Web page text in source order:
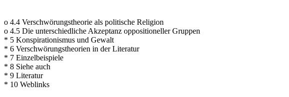
o 4.4 Verschwörungstheorie als politische Religion
o 4.5 Die unterschiedliche Akzeptanz oppositioneller Gruppen
* 5 Konspirationismus und Gewalt
* 6 Verschwörungstheorien in der Literatur
* 7 Einzelbeispiele
* 8 Siehe auch
* 9 Literatur
* 10 Weblinks